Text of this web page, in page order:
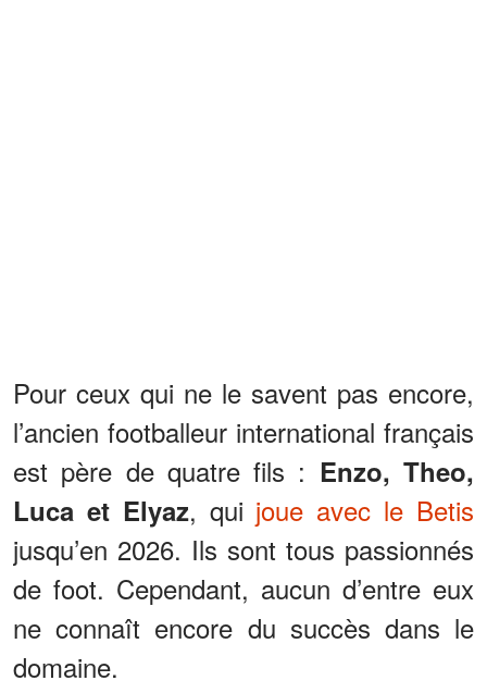
Pour ceux qui ne le savent pas encore,
l’ancien footballeur international français
est père de quatre fils : Enzo, Theo,
Luca et Elyaz, qui joue avec le Betis
jusqu’en 2026. Ils sont tous passionnés
de foot. Cependant, aucun d’entre eux
ne connaît encore du succès dans le
domaine.